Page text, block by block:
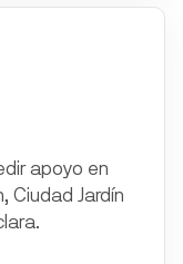
apoyo en
Ciudad Jardín